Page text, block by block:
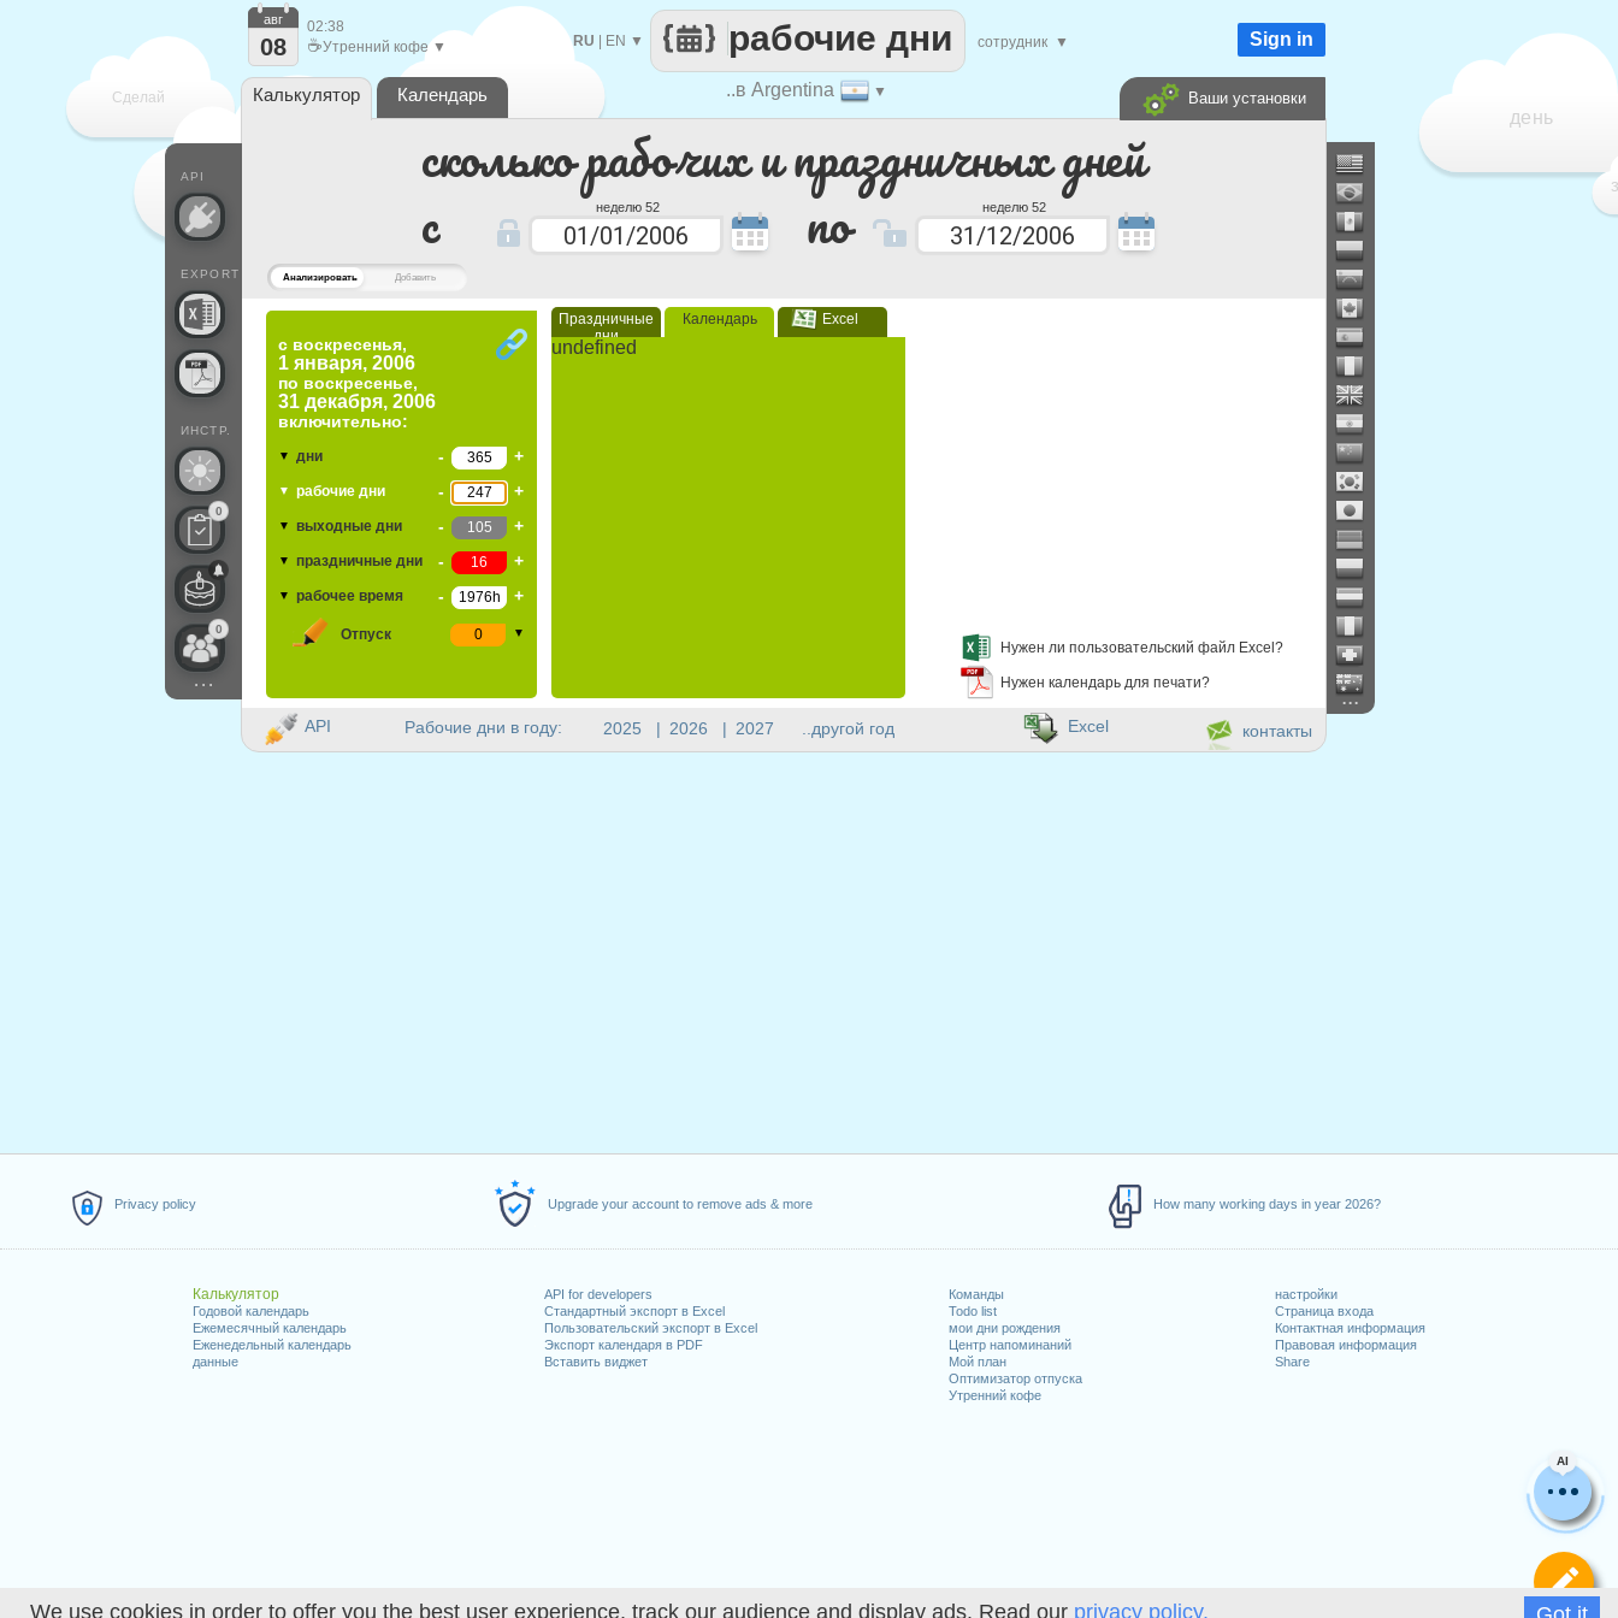
We use cookies in order to offer you the best user experience, track our audience and display ads. Read our privacy policy.
Privacy policy Upgrade your account to remove ads & more How many working days in year 2026?
Калькулятор
Годовой календарь
Ежемесячный календарь
Еженедельный календарь
данные
API for developers
Стандартный экспорт в Excel
Пользовательский экспорт в Excel
Экспорт календаря в PDF
Вставить виджет
Команды
Todo list
мои дни рождения
Центр напоминаний
Мой план
Оптимизатор отпуска
Утренний кофе
настройки
Страница входа
Контактная информация
Правовая информация
Share
Анализировать Добавить
сколько рабочих и праздничных дней
c
неделю 52 по неделю 52
с воскресенья,
1 января, 2006
по воскресенье,
31 декабря, 2006
включительно:
▼ дни - +
▼ рабочие дни - +
▼ выходные дни - +
▼ праздничные дни - +
▼ рабочее время - +
Отпуск ▼
Праздничные
дни
Календарь Excel
undefined
Нужен ли пользовательский файл Excel?
Нужен календарь для печати?
AI
Сделай
день
..в Argentina ▼
рабочие дни
RU EN ▼ сотрудник ▼
API
EXPORT
ИНСТР.
0
0
...
авг
08
02:38
☕Утренний кофе ▼ Sign in
Калькулятор Календарь Ваши установки
Рабочие дни в году: 2025 | 2026 | 2027 ..другой год
...
API контакты
Excel